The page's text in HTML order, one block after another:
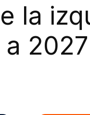
la
2027